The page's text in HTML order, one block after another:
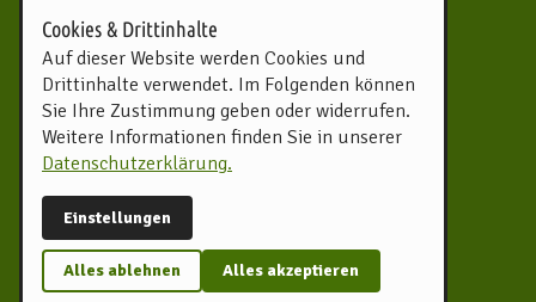
Kontakt aufnehmen
Touristikverband Landkreis
Rotenburg (Wümme) e.V.
Harburger Straße 59
27356 Rotenburg (Wümme)
04261 81960
info@tourow.de
Cookies & Drittinhalte
Auf dieser Website werden Cookies und
Drittinhalte verwendet. Im Folgenden können
Sie Ihre Zustimmung geben oder widerrufen.
Weitere Informationen finden Sie in unserer
Datenschutzerklärung.
Einstellungen
Alles ablehnen Alles akzeptieren